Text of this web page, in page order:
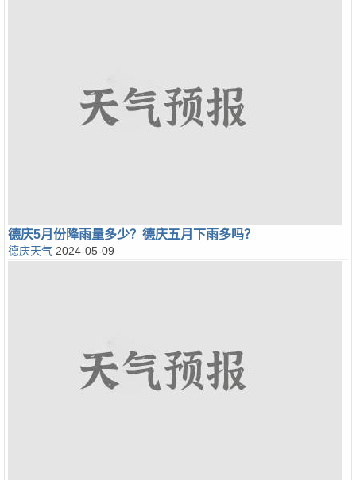
德庆5月份降雨量多少？德庆五月下雨多吗？
德庆天气 2024-05-09